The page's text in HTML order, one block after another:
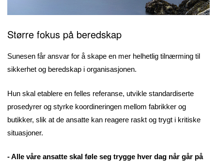
Større fokus på beredskap
Sunesen får ansvar for å skape en mer helhetlig tilnærming til
sikkerhet og beredskap i organisasjonen.
Hun skal etablere en felles referanse, utvikle standardiserte
prosedyrer og styrke koordineringen mellom fabrikker og
butikker, slik at de ansatte kan reagere raskt og trygt i kritiske
situasjoner.
- Alle våre ansatte skal føle seg trygge hver dag når går på